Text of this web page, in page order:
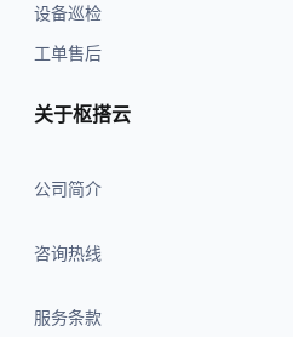
设备巡检
工单售后
关于枢搭云
公司简介
咨询热线
服务条款